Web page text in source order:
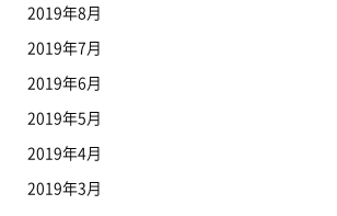
2019年8月
2019年7月
2019年6月
2019年5月
2019年4月
2019年3月